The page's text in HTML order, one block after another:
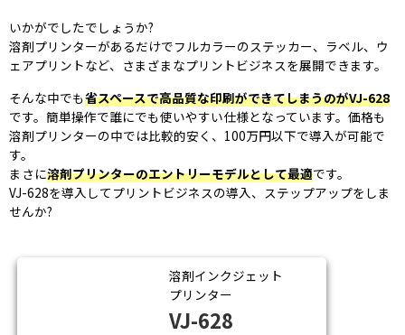
いかがでしたでしょうか?
溶剤プリンターがあるだけでフルカラーのステッカー、ラベル、ウ
ェアプリントなど、さまざまなプリントビジネスを展開できます。
そんな中でも省スペースで高品質な印刷ができてしまうのがVJ-628
です。簡単操作で誰にでも使いやすい仕様となっています。価格も
溶剤プリンターの中では比較的安く、100万円以下で導入が可能で
す。
まさに溶剤プリンターのエントリーモデルとして最適です。
VJ-628を導入してプリントビジネスの導入、ステップアップをしま
せんか?
溶剤インクジェット
プリンター
VJ-628